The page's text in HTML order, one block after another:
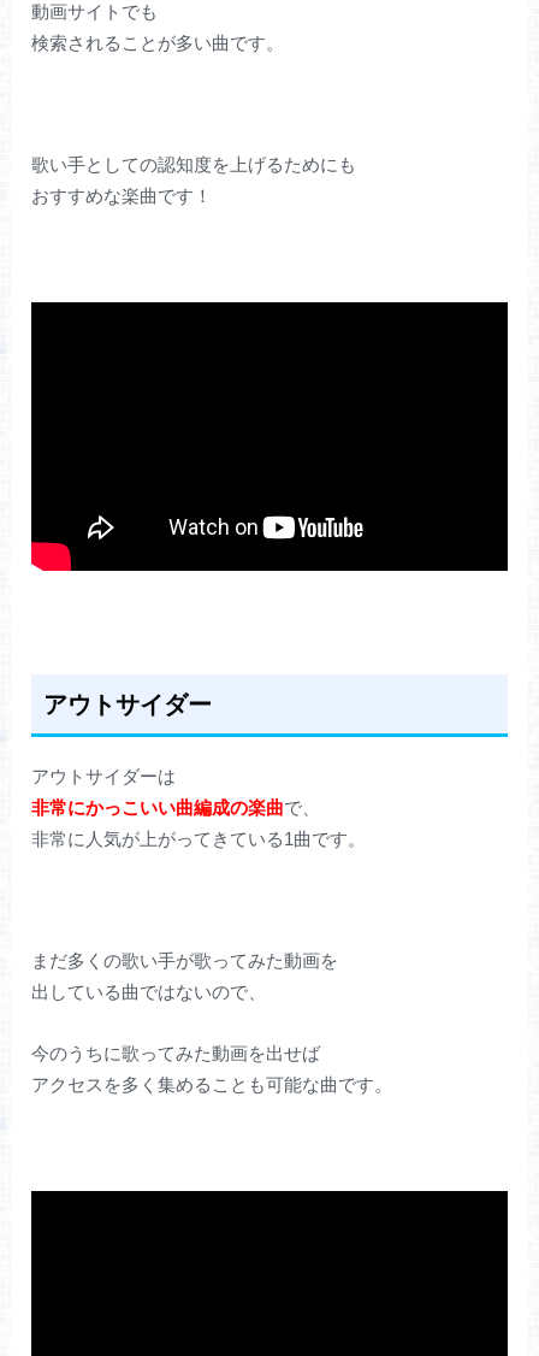
動画サイトでも
検索されることが多い曲です。
歌い手としての認知度を上げるためにも
おすすめな楽曲です！
アウトサイダー
アウトサイダーは
非常にかっこいい曲編成の楽曲で、
非常に人気が上がってきている1曲です。
まだ多くの歌い手が歌ってみた動画を
出している曲ではないので、
今のうちに歌ってみた動画を出せば
アクセスを多く集めることも可能な曲です。